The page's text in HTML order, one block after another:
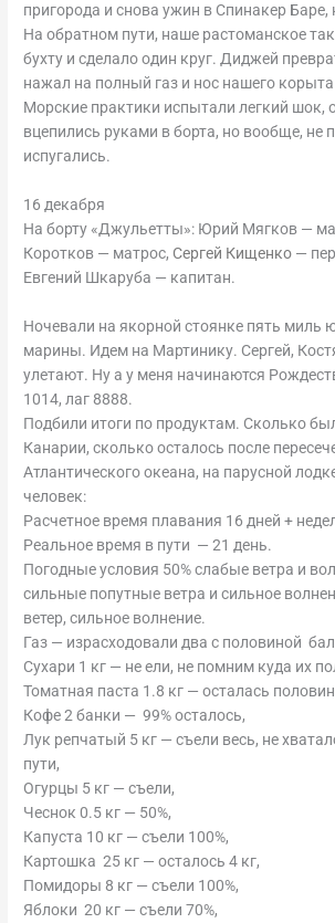
пригорода и снова ужин в Спинакер Баре,
На обратном пути, наше растоманское
бухту и сделало один круг. Диджей
нажал на полный газ и нос нашего корыта
Морские практики испытали легкий шок,
вцепились руками в борта, но вообще, не
испугались.
16 декабря
На борту «Джульетты»: Юрий Мягков —
Коротков — матрос, Сергей Кищенко —
Евгений Шкаруба — капитан.
Ночевали на якорной стоянке пять миль
марины. Идем на Мартинику. Сергей,
улетают. Ну а у меня начинаются
1014, лаг 8888.
Подбили итоги по продуктам. Сколько
Канарии, сколько осталось после
Атлантического океана, на парусной
человек:
Расчетное время плавания 16 дней +
Реальное время в пути — 21 день.
Погодные условия 50% слабые ветра и
сильные попутные ветра и сильное
ветер, сильное волнение.
Газ — израсходовали два с половиной
Сухари 1 кг — не ели, не помним куда их
Томатная паста 1.8 кг — осталась
Кофе 2 банки — 99% осталось,
Лук репчатый 5 кг — съели весь, не
пути,
Огурцы 5 кг — съели,
Чеснок 0.5 кг — 50%,
Капуста 10 кг — съели 100%,
Картошка 25 кг — осталось 4 кг,
Помидоры 8 кг — съели 100%,
Яблоки 20 кг — съели 70%,